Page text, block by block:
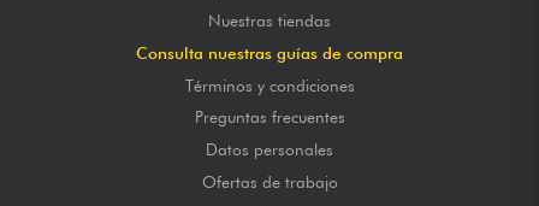
Nuestras tiendas
Consulta nuestras guías de compra
Términos y condiciones
Preguntas frecuentes
Datos personales
Ofertas de trabajo